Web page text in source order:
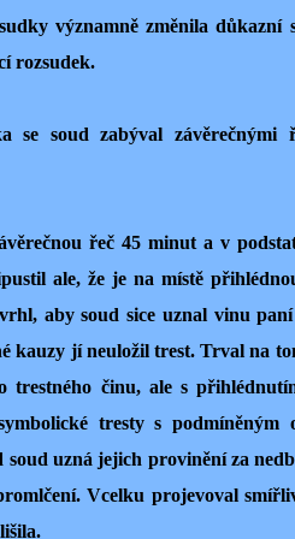
významně změnila důkazní
rozsudek.
se soud zabýval závěrečnými
řeč 45 minut a v
ale, že je na místě
aby soud sice uznal vinu paní
kauzy jí neuložil trest. Trval na
trestného činu, ale s
tresty s podmíněným
soud uzná jejich provinění za
Vcelku projevoval